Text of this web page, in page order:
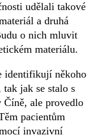
udělali takové
a druhá
o nich mluvit
materiálu.
identifikují někoho
jak se stalo s
Číně, ale provedlo
pacientům
invazivní